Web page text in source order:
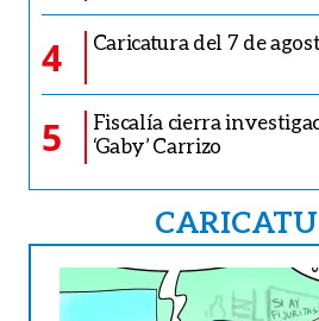
4 Caricatura del 7 de
5
Fiscalía cierra
‘Gaby’ Carrizo